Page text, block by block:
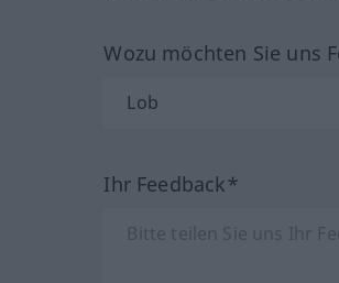
Wozu möchten Sie uns
Ihr Feedback*